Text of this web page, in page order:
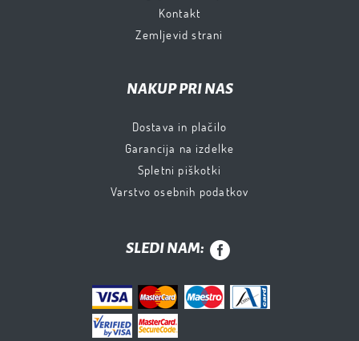
Kontakt
Zemljevid strani
NAKUP PRI NAS
Dostava in plačilo
Garancija na izdelke
Spletni piškotki
Varstvo osebnih podatkov
SLEDI NAM: